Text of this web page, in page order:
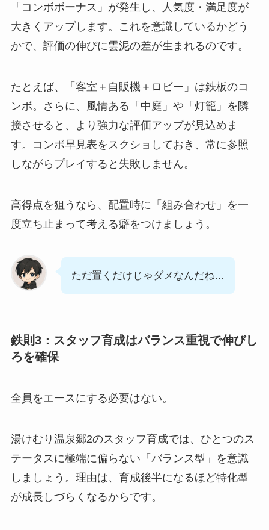
「コンボボーナス」が発生し、人気度・満足度が
大きくアップします。これを意識しているかどう
かで、評価の伸びに雲泥の差が生まれるのです。
たとえば、「客室＋自販機＋ロビー」は鉄板のコ
ンボ。さらに、風情ある「中庭」や「灯籠」を隣
接させると、より強力な評価アップが見込めま
す。コンボ早見表をスクショしておき、常に参照
しながらプレイすると失敗しません。
高得点を狙うなら、配置時に「組み合わせ」を一
度立ち止まって考える癖をつけましょう。
ただ置くだけじゃダメなんだね…
鉄則3：スタッフ育成はバランス重視で伸びし
ろを確保
全員をエースにする必要はない。
湯けむり温泉郷2のスタッフ育成では、ひとつのス
テータスに極端に偏らない「バランス型」を意識
しましょう。理由は、育成後半になるほど特化型
が成長しづらくなるからです。